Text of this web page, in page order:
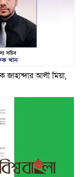
আলী মিয়া,